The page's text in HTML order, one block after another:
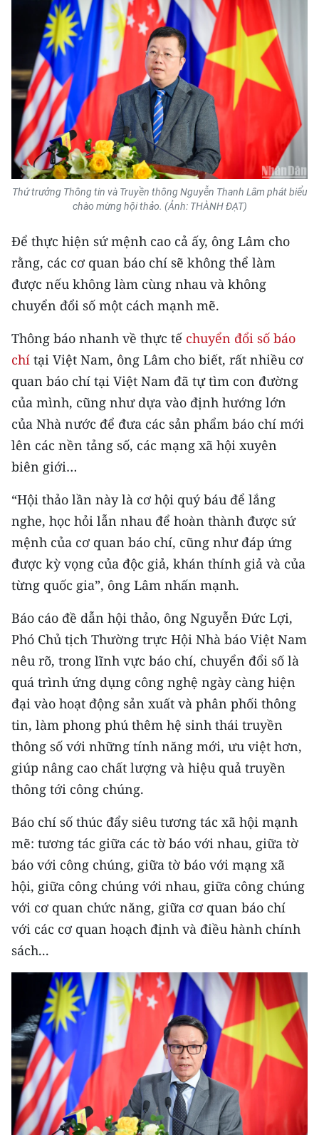
Media Y tế
Media Khoa học - Công nghệ
Media Môi trường
Ảnh
Infographic
TIN MỚI
Trung du và miền núi phía Bắc
Đồng bằng sông Hồng
Duyên hải Nam Trung Bộ và Tây
Nguyên
Đông Nam Bộ
Đồng bằng sông Cửu Long
Chuyên trang Hà Nội
Chuyên trang TP. Hồ Chí Minh
CHUYÊN ĐỀ
CÁC CHUYÊN TRANG
THỜI NAY
NHÂN DÂN CUỐI TUẦN
NHÂN DÂN HẰNG THÁNG
MUA BÁO
ĐỌC BÁO IN
ENGLISH
中文
FRANÇAIS
РУССКИЙ
Thứ trưởng Thông tin và Truyền thông Nguyễn Thanh Lâm phát biểu
chào mừng hội thảo. (Ảnh: THÀNH ĐẠT)
Để thực hiện sứ mệnh cao cả ấy, ông Lâm cho
rằng, các cơ quan báo chí sẽ không thể làm
được nếu không làm cùng nhau và không
chuyển đổi số một cách mạnh mẽ.
Thông báo nhanh về thực tế chuyển đổi số báo
chí tại Việt Nam, ông Lâm cho biết, rất nhiều cơ
quan báo chí tại Việt Nam đã tự tìm con đường
của mình, cũng như dựa vào định hướng lớn
của Nhà nước để đưa các sản phẩm báo chí mới
lên các nền tảng số, các mạng xã hội xuyên
biên giới…
“Hội thảo lần này là cơ hội quý báu để lắng
nghe, học hỏi lẫn nhau để hoàn thành được sứ
mệnh của cơ quan báo chí, cũng như đáp ứng
được kỳ vọng của độc giả, khán thính giả và của
từng quốc gia”, ông Lâm nhấn mạnh.
Báo cáo đề dẫn hội thảo, ông Nguyễn Đức Lợi,
Phó Chủ tịch Thường trực Hội Nhà báo Việt Nam
nêu rõ, trong lĩnh vực báo chí, chuyển đổi số là
quá trình ứng dụng công nghệ ngày càng hiện
đại vào hoạt động sản xuất và phân phối thông
tin, làm phong phú thêm hệ sinh thái truyền
thông số với những tính năng mới, ưu việt hơn,
giúp nâng cao chất lượng và hiệu quả truyền
thông tới công chúng.
Báo chí số thúc đẩy siêu tương tác xã hội mạnh
mẽ: tương tác giữa các tờ báo với nhau, giữa tờ
báo với công chúng, giữa tờ báo với mạng xã
hội, giữa công chúng với nhau, giữa công chúng
với cơ quan chức năng, giữa cơ quan báo chí
với các cơ quan hoạch định và điều hành chính
sách...